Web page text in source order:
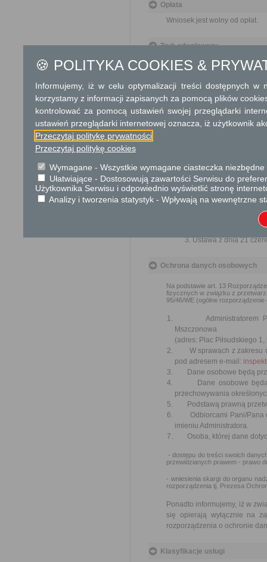
Opłata
Wniosek jest wolny od opłat.
Tryb odwoławczy
Brak
Skargi i wnioski
Przedmiotem skargi może
ich pracowników, naruszenie
spraw.
miesiąca.
Podstawa prawna
Ustawa z dnia 21
cywilnego (Dz. U.
Ustawa z dnia 21
Ochrona danych osobowych
Na podstawie art. 13
fizycznych w związku z
95/46/WE (ogólne
Administratorem Pani/
Mszczonowa
(adres: Plac Piłsudskiego
W sprawach z zakresu
pod adresem e-mail:
Dane osobowe będą
Dane osobowe będą
przechowywania
Podstawą prawną
Odbiorcami Pani/Pana
imieniu Administratora.
Osoba, której dane
- dostępu do treści swoich
przewidzianych prawem - prawo
- wniesienia skargi do organu
rozporządzenia tj. Prezesa
Ponadto informujemy, iż w
się opierają wyłącznie na
rozporządzenia o ochronie
Klasyfikacje usługi
🍪 POLITYKA COOKIES &
Informujemy, iż w celu optymalizacji treści dostępnych w
korzystamy z informacji zapisanych za pomocą plików
kontrolować za pomocą ustawień swojej przeglądarki
ustawień przeglądarki internetowej oznacza, iż użytkownik
Przeczytaj politykę prywatności
Przeczytaj politykę cookies
Wymagane - Wszystkie wymagane ciasteczka
Ułatwiające - Dostosowują zawartości Serwisu do
Użytkownika Serwisu i odpowiednio wyświetlić stronę
Analizy i tworzenia statystyk - Wpływają na wewnętrzne